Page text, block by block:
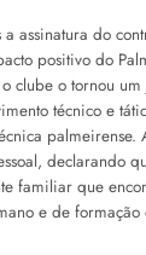
a assinatura do
positivo do
clube o tornou um
técnico e
palmeirense.
declarando
familiar que
e de